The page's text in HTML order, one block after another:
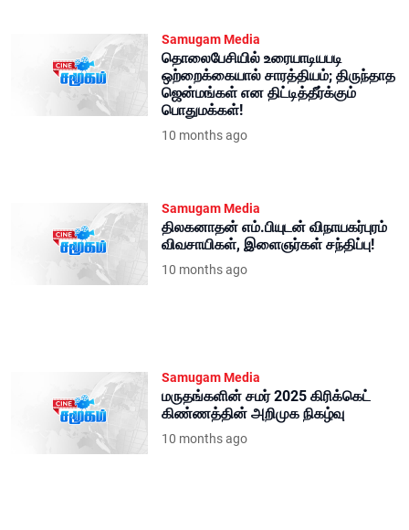
Samugam Media
தொலைபேசியில் உரையாடியபடி
ஒற்றைக்கையால் சாரத்தியம்; திருந்தாத
ஜென்மங்கள் என திட்டித்தீர்க்கும்
பொதுமக்கள்!
10 months ago
Samugam Media
திலகனாதன் எம்.பியுடன் விநாயகர்புரம்
விவசாயிகள், இளைஞர்கள் சந்திப்பு!
10 months ago
Samugam Media
மருதங்களின் சமர் 2025 கிரிக்கெட்
கிண்ணத்தின் அறிமுக நிகழ்வு
10 months ago